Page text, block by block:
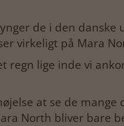
de i den danske
virkeligt på Mara
regn lige inde vi
at se de
North bliver bare